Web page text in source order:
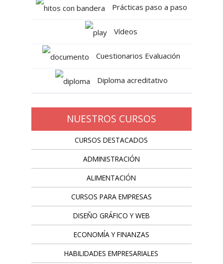
Prácticas paso a paso
Vídeos
Cuestionarios Evaluación
Diploma acreditativo
NUESTROS CURSOS
CURSOS DESTACADOS
ADMINISTRACIÓN
ALIMENTACIÓN
CURSOS PARA EMPRESAS
DISEÑO GRÁFICO Y WEB
ECONOMÍA Y FINANZAS
HABILIDADES EMPRESARIALES